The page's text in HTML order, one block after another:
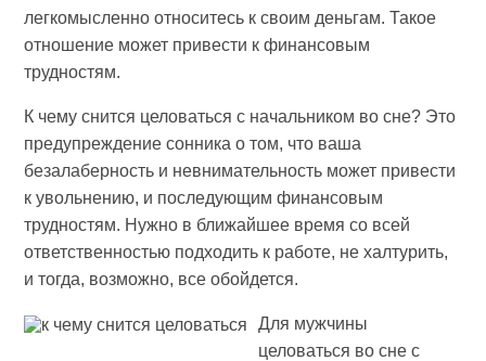
легкомысленно относитесь к своим деньгам. Такое
отношение может привести к финансовым
трудностям.
К чему снится целоваться с начальником во сне? Это
предупреждение сонника о том, что ваша
безалаберность и невнимательность может привести
к увольнению, и последующим финансовым
трудностям. Нужно в ближайшее время со всей
ответственностью подходить к работе, не халтурить,
и тогда, возможно, все обойдется.
Для мужчины
целоваться во сне с